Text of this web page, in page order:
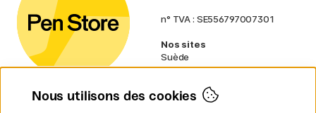
n° TVA : SE556797007301
Nos sites
Suède
Norvège
Finlande
Nous utilisons des cookies